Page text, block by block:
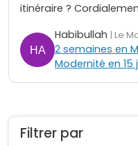
Filtrer par
itinéraire ?
Habibullah | Le
2 semaines en
Modernité en 15